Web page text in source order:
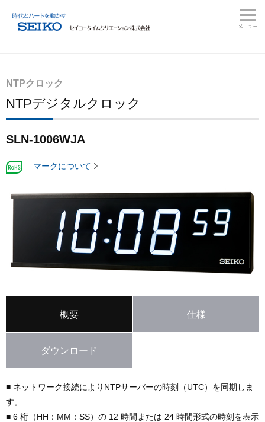
NTPクロック
NTPデジタルクロック
SLN-1006WJA
マークについて
概要 仕様
ダウンロード
■ ネットワーク接続によりNTPサーバーの時刻（UTC）を同期しま
す。
■ 6 桁（HH：MM：SS）の 12 時間または 24 時間形式の時刻を表示